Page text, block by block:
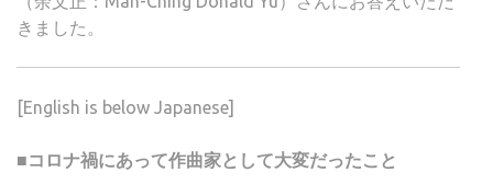
きました。
[English is below Japanese]
■コロナ禍にあって作曲家として大変だったこと